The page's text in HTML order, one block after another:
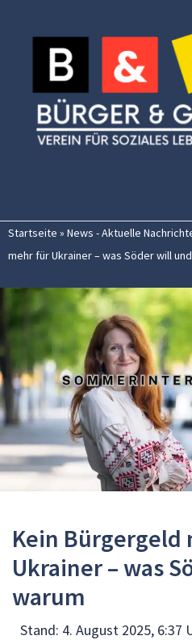
Inhalt
springen
Startseite » News - Aktuelle
mehr für Ukrainer – was Söder will
Kein Bürgergeld
Ukrainer – was
warum
Stand: 4. August 2025, 6:37